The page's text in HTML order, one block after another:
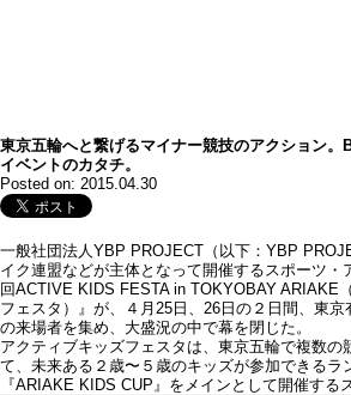
東京五輪へと繋げるマイナー競技のアクション。
イベントのカタチ。
Posted on: 2015.04.30
一般社団法人YBP PROJECT（以下：YBP
イク連盟などが主体となって開催するスポーツ・
回ACTIVE KIDS FESTA in TOKYOBAY ARIAKE
フェスタ）』が、４月25日、26日の２日間、東京
の来場者を集め、大盛況の中で幕を閉じた。
アクティブキッズフェスタは、東京五輪で複数の
て、未来ある２歳〜５歳のキッズが参加できるラ
『ARIAKE KIDS CUP』をメインとして開催する